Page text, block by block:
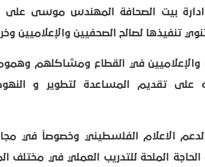
ادارة بيت الصحافة المهندس موسى
تنفيذها لصالح الصحفيين والإعلاميين
والإعلاميين في القطاع ومشاكلهم
تقديم المساعدة لتطوير و
لدعم الاعلام الفلسطيني وخصوصاً في
الحاجة الملحة للتدريب العملي في مختلف